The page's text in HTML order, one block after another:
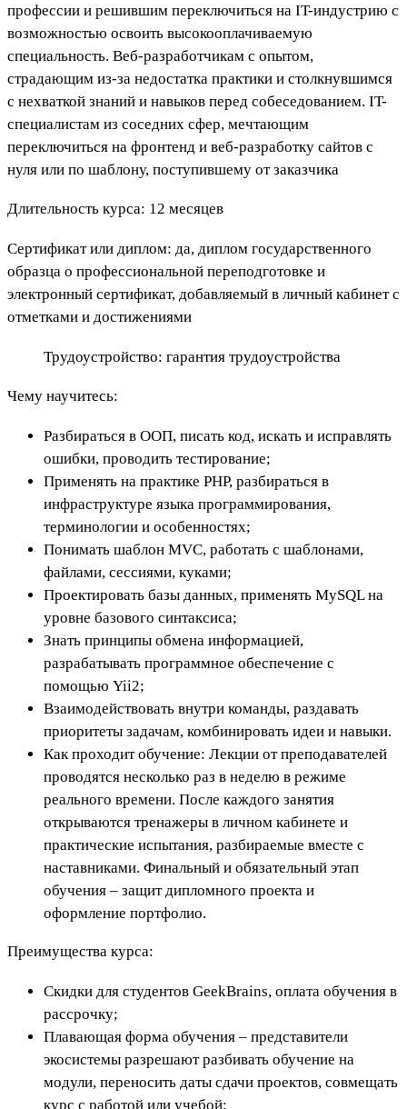
профессии и решившим переключиться на IT-индустрию с
возможностью освоить высокооплачиваемую
специальность. Веб-разработчикам с опытом,
страдающим из-за недостатка практики и столкнувшимся
с нехваткой знаний и навыков перед собеседованием. IT-
специалистам из соседних сфер, мечтающим
переключиться на фронтенд и веб-разработку сайтов с
нуля или по шаблону, поступившему от заказчика
Длительность курса: 12 месяцев
Сертификат или диплом: да, диплом государственного
образца о профессиональной переподготовке и
электронный сертификат, добавляемый в личный кабинет с
отметками и достижениями
Трудоустройство: гарантия трудоустройства
Чему научитесь:
Разбираться в ООП, писать код, искать и исправлять
ошибки, проводить тестирование;
Применять на практике PHP, разбираться в
инфраструктуре языка программирования,
терминологии и особенностях;
Понимать шаблон MVC, работать с шаблонами,
файлами, сессиями, куками;
Проектировать базы данных, применять MySQL на
уровне базового синтаксиса;
Знать принципы обмена информацией,
разрабатывать программное обеспечение с
помощью Yii2;
Взаимодействовать внутри команды, раздавать
приоритеты задачам, комбинировать идеи и навыки.
Как проходит обучение: Лекции от преподавателей
проводятся несколько раз в неделю в режиме
реального времени. После каждого занятия
открываются тренажеры в личном кабинете и
практические испытания, разбираемые вместе с
наставниками. Финальный и обязательный этап
обучения – защит дипломного проекта и
оформление портфолио.
Преимущества курса:
Скидки для студентов GeekBrains, оплата обучения в
рассрочку;
Плавающая форма обучения – представители
экосистемы разрешают разбивать обучение на
модули, переносить даты сдачи проектов, совмещать
курс с работой или учебой;